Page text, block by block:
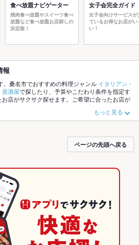
食べ放題ナビゲーター
焼肉食べ放題やスイーツ食べ
放題など食べ放題お店探しの
決定版！
女子会完全ガイド
女子会向けサービスが
ているお得なお店がい
い！
報
。桑名市でおすすめの料理ジャンル イタリアン・
居酒屋で探したり、予算やこだわり条件を指定す
店がサクサク探せます。ご希望に合ったお店が
なクーポンはもちろん、こだわりメニューからあ
のおすすめ料理など、お店の最新情報をご紹介し
会社の宴会にも、デートやパーティーにもお得
をご利用ください。
もっと見る
ページの先頭へ戻る